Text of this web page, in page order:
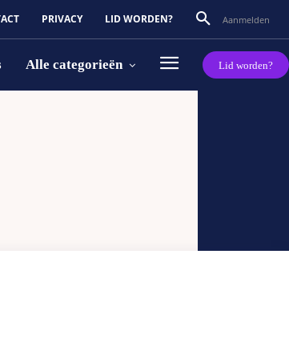
PRIVACY LID WORDEN? Aanmelden
Alle categorieën Lid worden?